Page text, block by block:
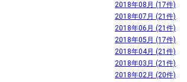
2018年08月 (17件)
2018年07月 (21件)
2018年06月 (21件)
2018年05月 (17件)
2018年04月 (21件)
2018年03月 (21件)
2018年02月 (20件)